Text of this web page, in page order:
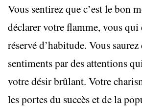
Vous sentirez que c’est le bon
déclarer votre flamme, vous qui
réservé d’habitude. Vous
sentiments par des attentions
votre désir brûlant. Votre
les portes du succès et de la